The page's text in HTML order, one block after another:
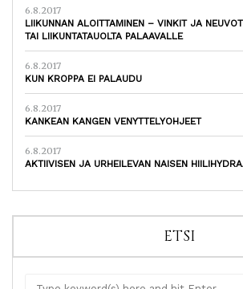
6.8.2017
LIIKUNNAN ALOITTAMINEN – VINKIT JA
TAI LIIKUNTATAUOLTA PALAAVALLE
6.8.2017
KUN KROPPA EI PALAUDU
6.8.2017
KANKEAN KANGEN VENYTTELYOHJEET
6.8.2017
AKTIIVISEN JA URHEILEVAN NAISEN
ETSI